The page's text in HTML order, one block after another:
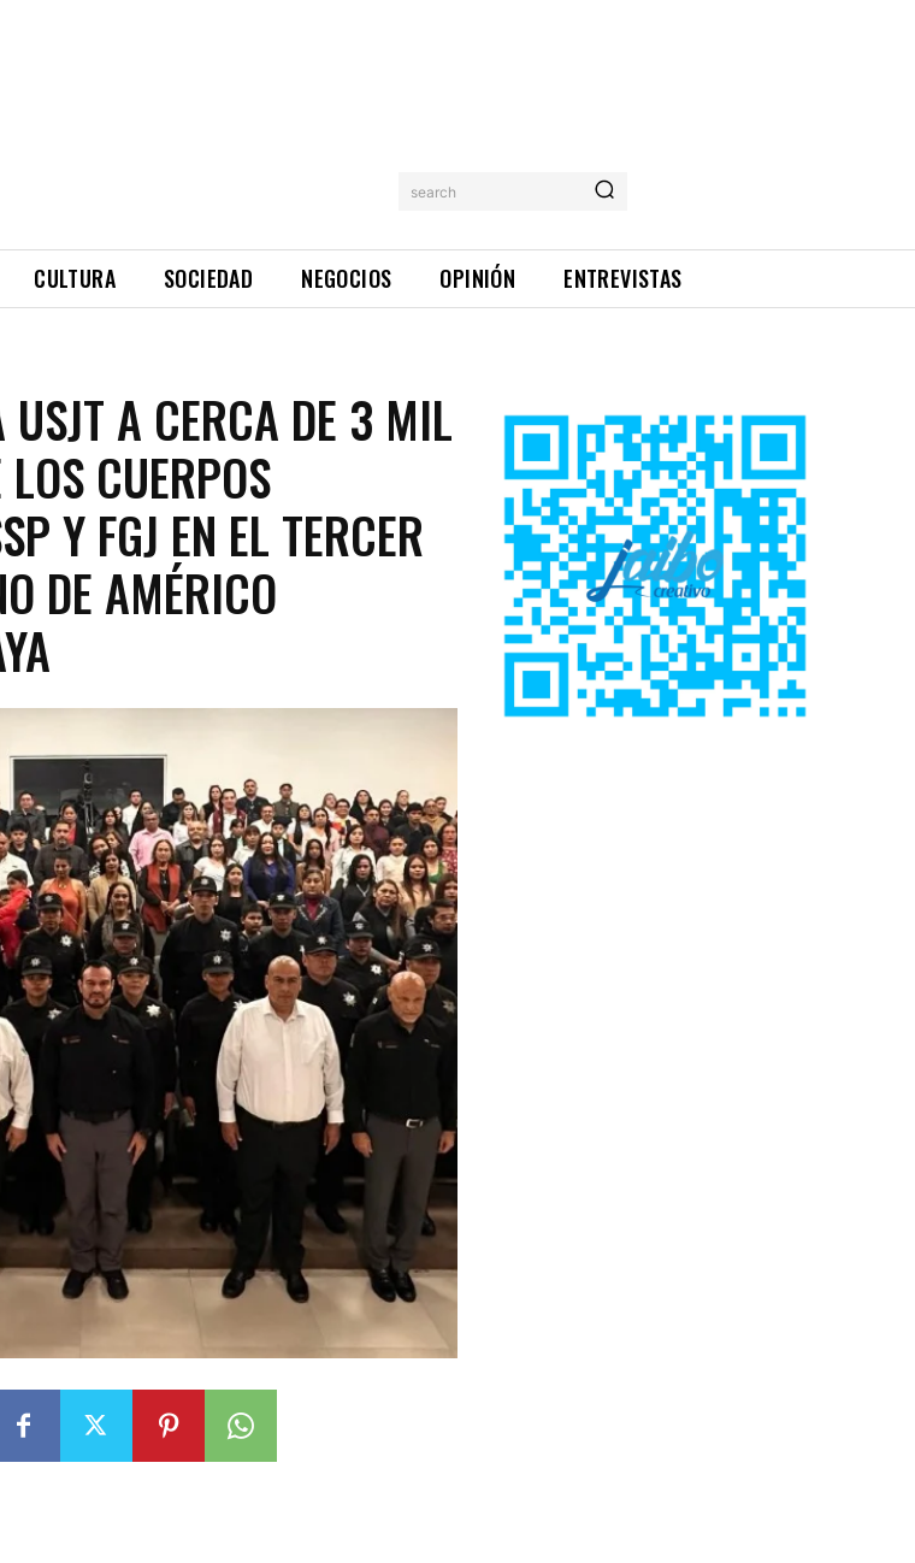
search
CULTURA SOCIEDAD NEGOCIOS OPINIÓN ENTREVISTAS
USJT A CERCA DE 3 MIL
CUERPOS
Y FGJ EN EL TERCER
DE AMÉRICO